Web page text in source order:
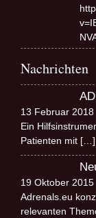
Nachrichten
13 Februar 2018
Ein
Patienten mit […]
19 Oktober 2015
Adrenals.eu
relevanten